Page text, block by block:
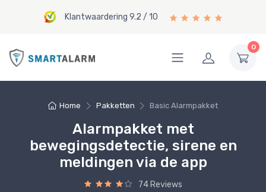
Klantwaardering 9.2 / 10
0
Home Pakketten Basic Alarmpakket
Alarmpakket met
bewegingsdetectie, sirene en
meldingen via de app
74 Reviews